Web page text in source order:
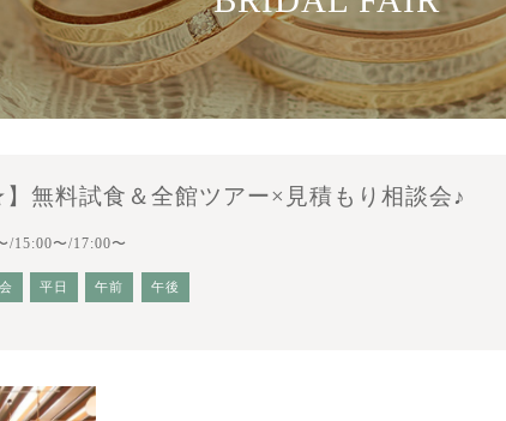
無料試食＆全館ツアー×見積もり相談会♪
/15:00〜/17:00〜
平日 午前 午後